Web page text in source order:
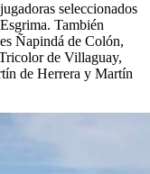
seleccionados
También
Ñapindá de Colón,
de Villaguay,
de Herrera y Martín